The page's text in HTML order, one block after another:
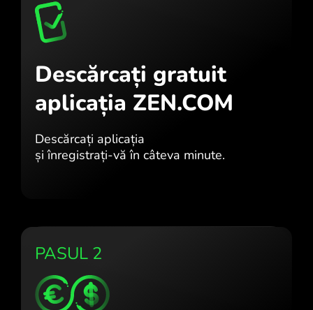
Descărcați gratuit
aplicația ZEN.COM
Descărcați aplicația
și înregistrați-vă în câteva minute.
PASUL 2